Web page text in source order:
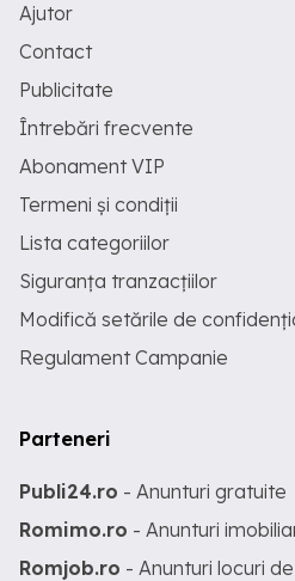
Ajutor
Contact
Publicitate
Întrebări frecvente
Abonament VIP
Termeni și condiții
Lista categoriilor
Siguranța tranzacțiilor
Modifică setările de
Regulament Campanie
Parteneri
Publi24.ro - Anunturi gratuite
Romimo.ro - Anunturi
Romjob.ro - Anunturi locuri